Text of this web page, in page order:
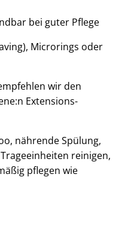
bei guter Pflege
Microrings oder
wir den
Extensions-
nährende Spülung,
reinigen,
pflegen wie